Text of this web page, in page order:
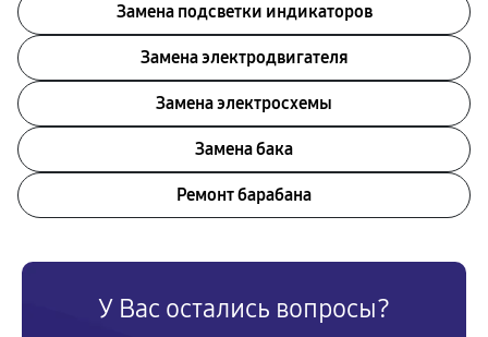
Замена подсветки индикаторов
Замена электродвигателя
Замена электросхемы
Замена бака
Ремонт барабана
У Вас остались вопросы?